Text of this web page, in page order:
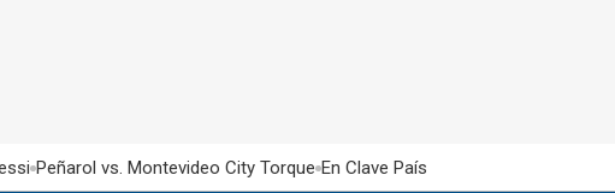
Peñarol vs. Montevideo City Torque En Clave País